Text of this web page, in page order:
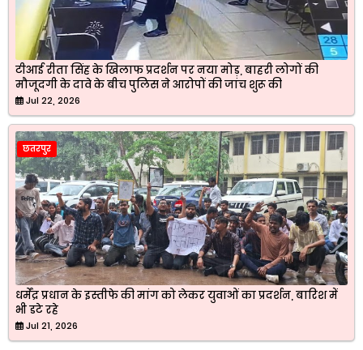
टीआई रीता सिंह के खिलाफ प्रदर्शन पर नया मोड़, बाहरी लोगों की
मौजूदगी के दावे के बीच पुलिस ने आरोपों की जांच शुरू की
Jul 22, 2026
छतरपुर
धर्मेंद्र प्रधान के इस्तीफे की मांग को लेकर युवाओं का प्रदर्शन, बारिश में
भी डटे रहे
Jul 21, 2026